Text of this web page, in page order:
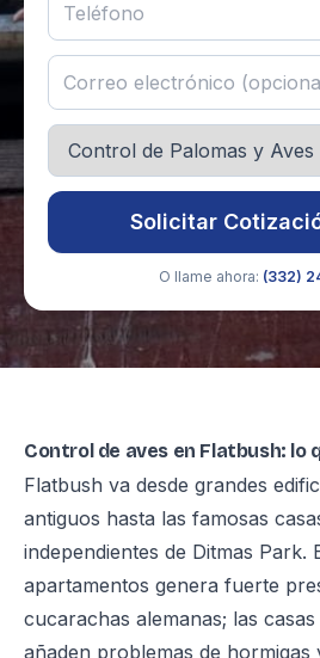
Solicitar
O llame ahora: (332)
Control de aves en Flatbush: lo
Flatbush va desde grandes
antiguos hasta las famosas
independientes de Ditmas Park.
apartamentos genera fuerte
cucarachas alemanas; las
añaden problemas de hormigas